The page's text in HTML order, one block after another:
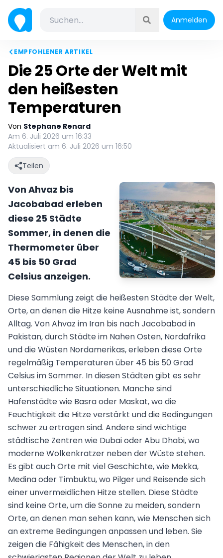
Anmelden
EMPFOHLENER ARTIKEL
Die 25 Orte der Welt mit
den heißesten
Temperaturen
Von Stephane Renard
Am 6. Juli 2026 um 16:33
Aktualisiert am 6. Juli 2026 um 16:50
Teilen
Von Ahvaz bis
Jacobabad erleben
diese 25 Städte
Sommer, in denen die
Thermometer über
45 bis 50 Grad
Celsius anzeigen.
Diese Sammlung zeigt die heißesten Städte der Welt,
Orte, an denen die Hitze keine Ausnahme ist, sondern
Alltag. Von Ahvaz im Iran bis nach Jacobabad in
Pakistan, durch Städte im Nahen Osten, Nordafrika
und die Wüsten Nordamerikas, erleben diese Orte
regelmäßig Temperaturen über 45 bis 50 Grad
Celsius im Sommer. In diesen Städten gibt es sehr
unterschiedliche Situationen. Manche sind
Hafenstädte wie Basra oder Maskat, wo die
Feuchtigkeit die Hitze verstärkt und die Bedingungen
schwer zu ertragen sind. Andere sind wichtige
städtische Zentren wie Dubai oder Abu Dhabi, wo
moderne Wolkenkratzer neben der Wüste stehen.
Es gibt auch Orte mit viel Geschichte, wie Mekka,
Medina oder Timbuktu, wo Pilger und Reisende sich
einer unvermeidlichen Hitze stellen. Diese Städte
sind keine Orte, um die Sonne zu meiden, sondern
Orte, an denen man sehen kann, wie Menschen sich
an extreme Bedingungen anpassen und leben. Sie
zeigen die Fähigkeit des Menschen, in den